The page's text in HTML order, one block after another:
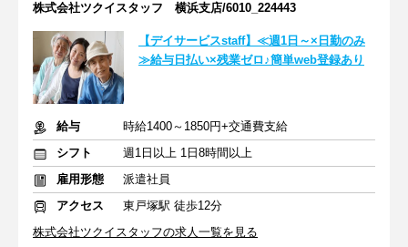
株式会社ツクイスタッフ 横浜支店/6010_224443
【デイサービスstaff】≪週1日～×日勤のみ
≫給与日払い×残業ゼロ♪簡単web登録あり
給与
時給1400～1850円+交通費支給
シフト
週1日以上 1日8時間以上
雇用形態
派遣社員
アクセス
東戸塚駅 徒歩12分
株式会社ツクイスタッフの求人一覧を見る